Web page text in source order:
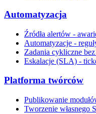
Automatyzacja
Źródła alertów -
Automatyzacje -
Zadania cykliczne
Eskalacje (SLA) -
Platforma twórców
Publikowanie
Tworzenie własnego